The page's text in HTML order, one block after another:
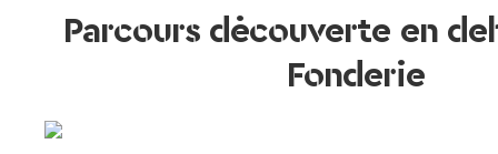
Parcours découverte en
Fonderie